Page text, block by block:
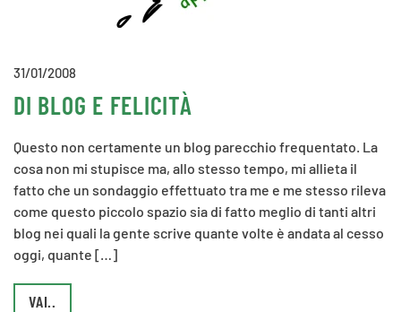
31/01/2008
DI BLOG E FELICITÀ
Questo non certamente un blog parecchio frequentato. La
cosa non mi stupisce ma, allo stesso tempo, mi allieta il
fatto che un sondaggio effettuato tra me e me stesso rileva
come questo piccolo spazio sia di fatto meglio di tanti altri
blog nei quali la gente scrive quante volte è andata al cesso
oggi, quante […]
VAI..